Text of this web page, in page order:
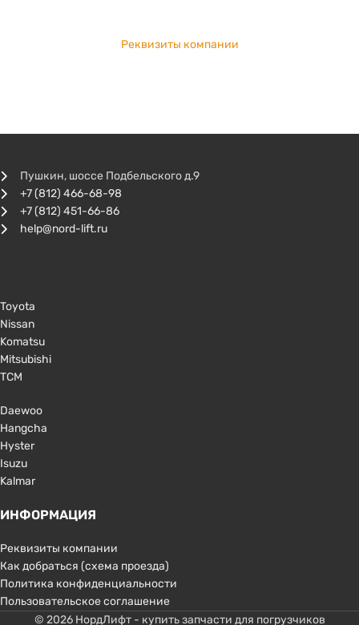
Реквизиты компании
Пушкин, шоссе Подбельского д.9
+7 (812) 466-68-98
+7 (812) 451-66-86
help@nord-lift.ru
Toyota
Nissan
Komatsu
Mitsubishi
TCM
Daewoo
Hangcha
Hyster
Isuzu
Kalmar
ИНФОРМАЦИЯ
Реквизиты компании
Как добраться (схема проезда)
Политика конфиденциальности
Пользовательское соглашение
© 2026 НордЛифт - купить запчасти для погрузчиков